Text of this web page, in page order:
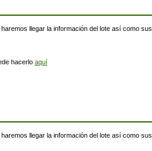
llegar la información del lote así como sus
hacerlo aquí
llegar la información del lote así como sus